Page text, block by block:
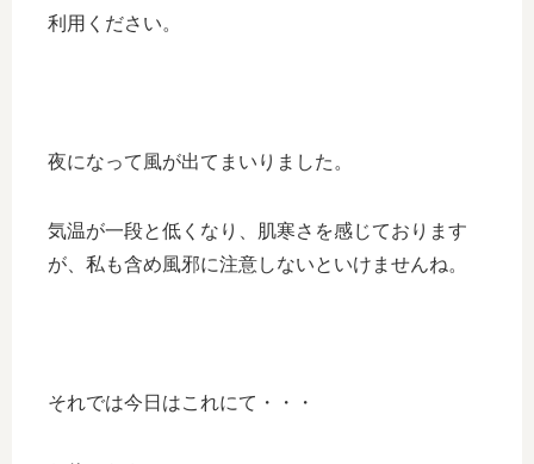
利用ください。
夜になって風が出てまいりました。
気温が一段と低くなり、肌寒さを感じております
が、私も含め風邪に注意しないといけませんね。
それでは今日はこれにて・・・